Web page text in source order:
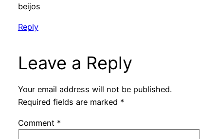
beijos
Reply
Leave a Reply
Your email address will not be published.
Required fields are marked *
Comment *